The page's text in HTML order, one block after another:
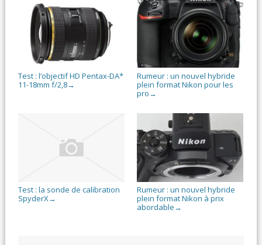
Test : l’objectif HD Pentax-DA*
11-18mm f/2,8→
Rumeur : un nouvel hybride
plein format Nikon pour les
pro →
Test : la sonde de calibration
SpyderX→
Rumeur : un nouvel hybride
plein format Nikon à prix
abordable →